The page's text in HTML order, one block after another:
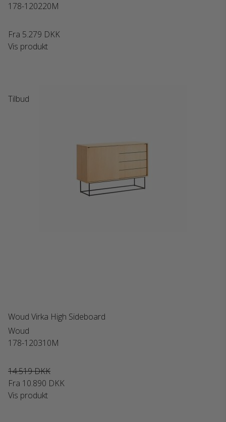
178-120220M
Fra 5.279 DKK
Vis produkt
Tilbud
Woud Virka High Sideboard
Woud
178-120310M
14.519 DKK
Fra 10.890 DKK
Vis produkt